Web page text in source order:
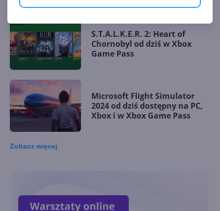
S.T.A.L.K.E.R. 2: Heart of
Chornobyl od dziś w Xbox
Game Pass
Microsoft Flight Simulator
2024 od dziś dostępny na PC,
Xbox i w Xbox Game Pass
Zobacz więcej